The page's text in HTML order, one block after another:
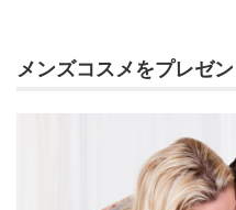
メンズコスメをプレゼ